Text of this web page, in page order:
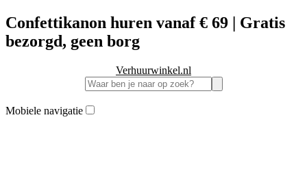
Confettikanon huren vanaf € 69 | Gratis
bezorgd, geen borg
Verhuurwinkel.nl
Mobiele navigatie